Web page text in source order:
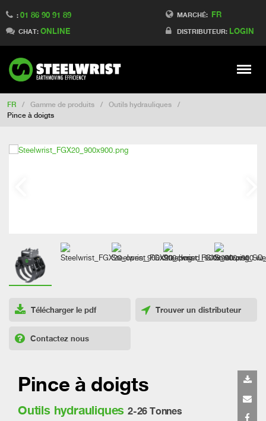
MARCHÉ: FR
DISTRIBUTEUR: LOGIN
: 01 86 90 91 89
CHAT: ONLINE
Meny
Switch to Finland
Switch to Denmark
Switch to China
Switch to Australia
Change market
FR / Gamme de produits / Outils hydrauliques
/
Pince à doigts
Télécharger le pdf Trouver un distributeur
Contactez nous
Pince à doigts
Outils hydrauliques 2-26 Tonnes